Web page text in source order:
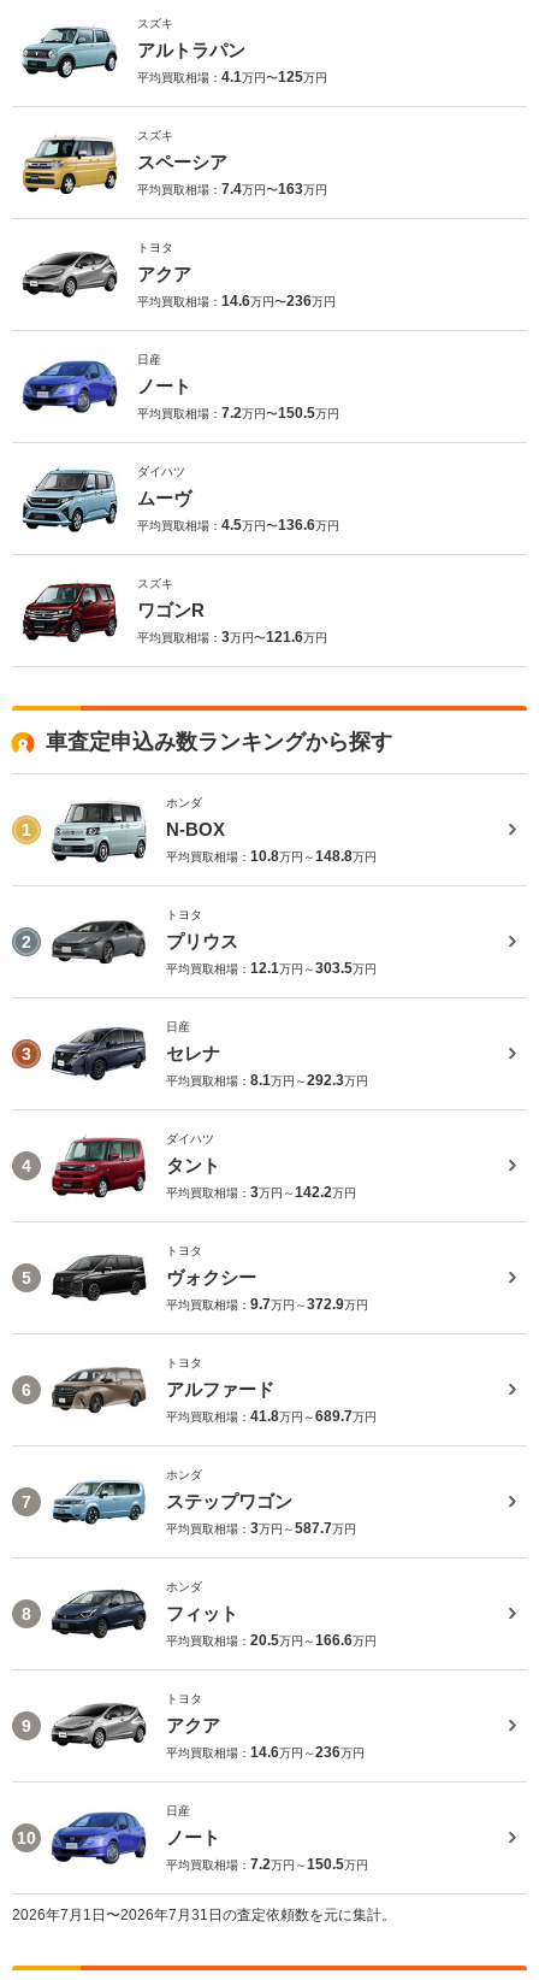
スズキ
アルトラパン
平均買取相場： 4.1万円〜125万円
スズキ
スペーシア
平均買取相場： 7.4万円〜163万円
トヨタ
アクア
平均買取相場： 14.6万円〜236万円
日産
ノート
平均買取相場： 7.2万円〜150.5万円
ダイハツ
ムーヴ
平均買取相場： 4.5万円〜136.6万円
スズキ
ワゴンR
平均買取相場： 3万円〜121.6万円
車査定申込み数ランキングから探す
1
ホンダ
N-BOX
平均買取相場： 10.8万円～148.8万円
2
トヨタ
プリウス
平均買取相場： 12.1万円～303.5万円
3
日産
セレナ
平均買取相場： 8.1万円～292.3万円
4
ダイハツ
タント
平均買取相場： 3万円～142.2万円
5
トヨタ
ヴォクシー
平均買取相場： 9.7万円～372.9万円
6
トヨタ
アルファード
平均買取相場： 41.8万円～689.7万円
7
ホンダ
ステップワゴン
平均買取相場： 3万円～587.7万円
8
ホンダ
フィット
平均買取相場： 20.5万円～166.6万円
9
トヨタ
アクア
平均買取相場： 14.6万円～236万円
10
日産
ノート
平均買取相場： 7.2万円～150.5万円
2026年7月1日〜2026年7月31日の査定依頼数を元に集計。